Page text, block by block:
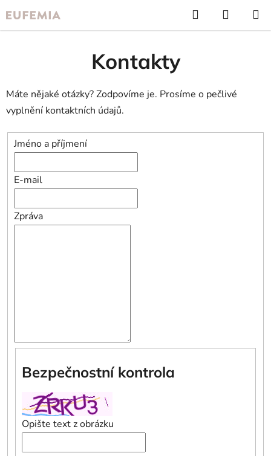
na
obsah
Hledat
KOŠÍK
Kontakty
Máte nějaké otázky? Zodpovíme je. Prosíme o pečlivé
vyplnění kontaktních údajů.
Jméno a příjmení
E-mail
Zpráva
Bezpečnostní kontrola
Opište text z obrázku